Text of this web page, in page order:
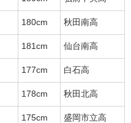
180cm 秋田南高
181cm 仙台南高
177cm 白石高
178cm 秋田北高
175cm 盛岡市立高